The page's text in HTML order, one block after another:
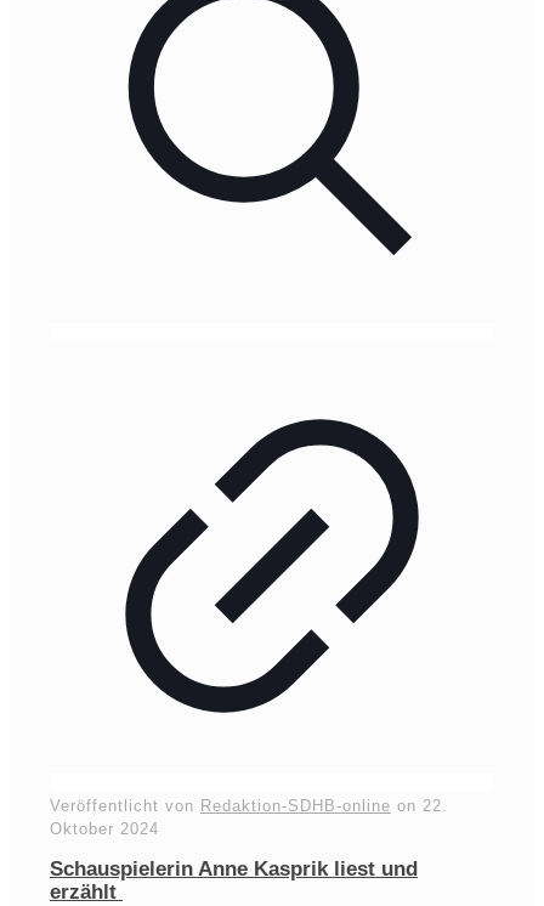
Veröffentlicht von Redaktion-SDHB-online on 22.
Oktober 2024
Schauspielerin Anne Kasprik liest und
erzählt